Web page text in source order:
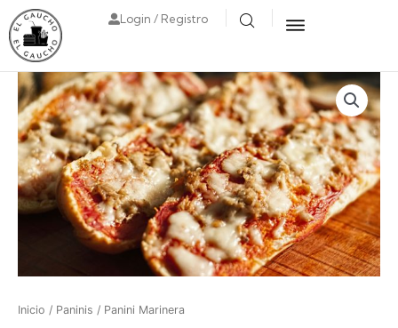
Login / Registro
Inicio / Paninis / Panini Marinera